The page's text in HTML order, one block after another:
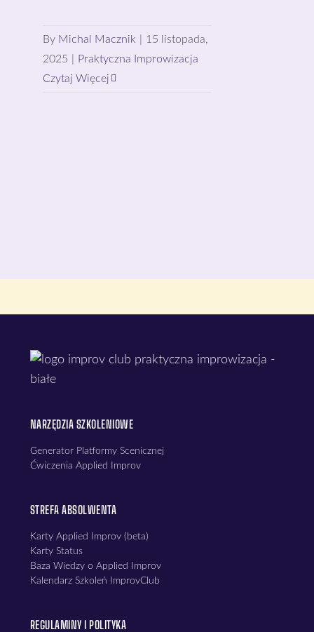
By Michal Macznik
15 listopada,
2025
Praktyczna Improwizacja
Czytaj Więcej
NARZĘDZIA SZKOLENIOWE
Generator Platformy Scenicznej
Ćwiczenia Applied Improv
STREFA ABSOLWENTA
Karty Applied Improv (beta)
Karty Status
Baza Wiedzy o Applied Improv
Kalendarz Szkoleń ImprovClub
REGULAMINY I POLITYKA